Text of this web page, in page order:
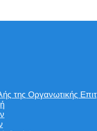
της Οργανωτικής